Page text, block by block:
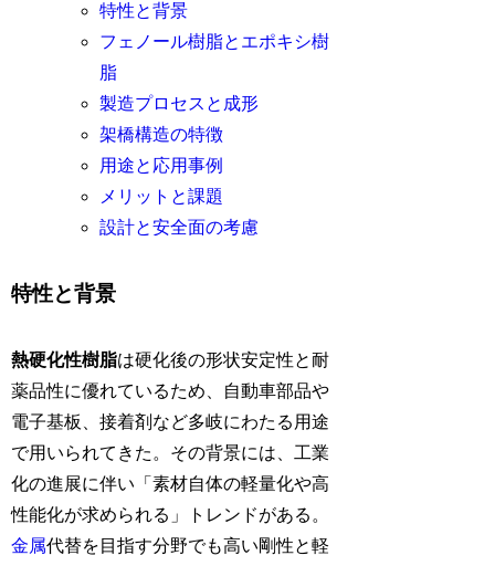
特性と背景
フェノール樹脂とエポキシ樹
脂
製造プロセスと成形
架橋構造の特徴
用途と応用事例
メリットと課題
設計と安全面の考慮
特性と背景
熱硬化性樹脂は硬化後の形状安定性と耐
薬品性に優れているため、自動車部品や
電子基板、接着剤など多岐にわたる用途
で用いられてきた。その背景には、工業
化の進展に伴い「素材自体の軽量化や高
性能化が求められる」トレンドがある。
金属代替を目指す分野でも高い剛性と軽